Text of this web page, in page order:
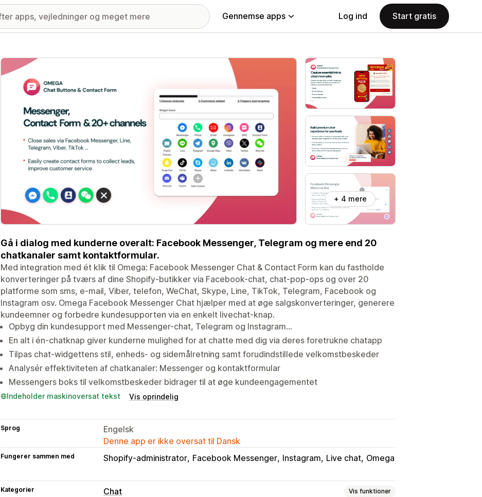
Gennemse apps Log ind Start gratis
Galleri med udvalgte billeder
+ 4 mere
Gå i dialog med kunderne overalt: Facebook Messenger, Telegram og mere end 20
chatkanaler samt kontaktformular.
Med integration med ét klik til Omega: Facebook Messenger Chat & Contact Form kan du fastholde
konverteringer på tværs af dine Shopify-butikker via Facebook-chat, chat-pop-ops og over 20
platforme som sms, e-mail, Viber, telefon, WeChat, Skype, Line, TikTok, Telegram, Facebook og
Instagram osv. Omega Facebook Messenger Chat hjælper med at øge salgskonverteringer, generere
kundeemner og forbedre kundesupporten via en enkelt livechat-knap.
Opbyg din kundesupport med Messenger-chat, Telegram og Instagram...
En alt i én-chatknap giver kunderne mulighed for at chatte med dig via deres foretrukne chatapp
Tilpas chat-widgettens stil, enheds- og sidemålretning samt forudindstillede velkomstbeskeder
Analysér effektiviteten af chatkanaler: Messenger og kontaktformular
Messengers boks til velkomstbeskeder bidrager til at øge kundeengagementet
Indeholder maskinoversat tekst Vis oprindelig
Sprog
Engelsk
Denne app er ikke oversat til Dansk
Fungerer sammen med Shopify-administrator Facebook Messenger Instagram Live chat Omega
Kategorier Chat Vis funktioner